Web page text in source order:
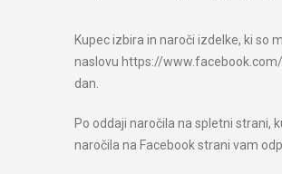
Kupec izbira in naroči izdelke, ki so
naslovu https://
dan.
Po oddaji naročila na spletni strani,
naročila na Facebook strani vam